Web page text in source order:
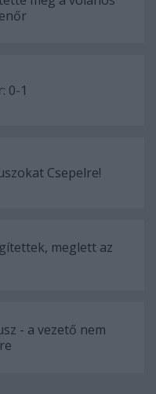
0-1
Csepelre!
meglett az
- a vezető nem